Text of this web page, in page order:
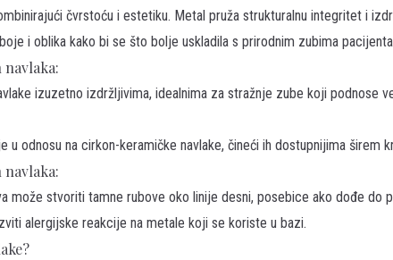
čvrstoću i estetiku. Metal pruža strukturalnu integritet i
i oblika kako bi se što bolje uskladila s prirodnim zubima
izuzetno izdržljivima, idealnima za stražnje zube koji podnose
u odnosu na cirkon-keramičke navlake, čineći ih dostupnijima širem
može stvoriti tamne rubove oko linije desni, posebice ako dođe do
alergijske reakcije na metale koji se koriste u bazi.